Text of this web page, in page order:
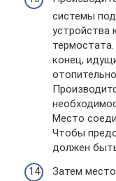
системы
устройства
конец,
Место
Чтобы
должен
Затем